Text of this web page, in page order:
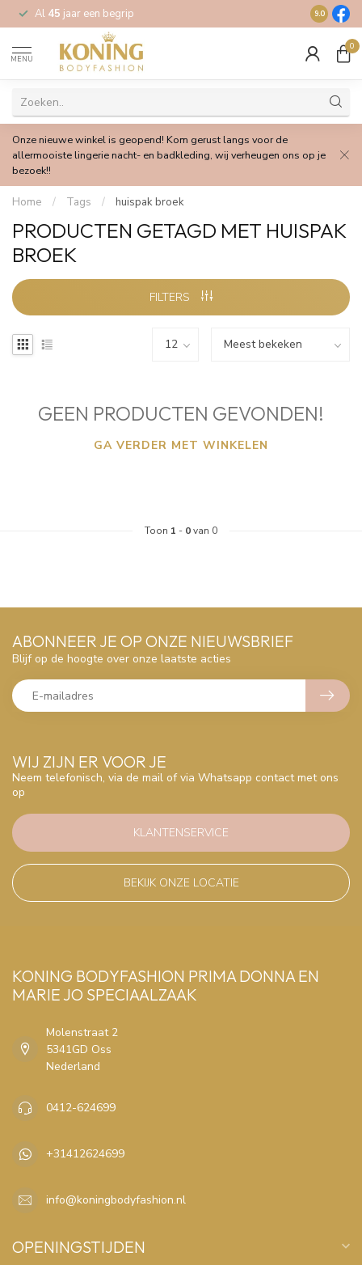
Al 45 jaar een begrip Gratis
9.0
MENU
0
Onze nieuwe winkel is geopend! Kom gerust langs voor de
allermooiste lingerie nacht- en badkleding, wij verheugen ons op je
bezoek!!
Home / Tags / huispak broek
PRODUCTEN GETAGD MET HUISPAK
BROEK
FILTERS
GEEN PRODUCTEN GEVONDEN!
GA VERDER MET WINKELEN
Toon 1 - 0van 0
WIJ ZIJN ER VOOR JE
Neem telefonisch, via de mail of via Whatsapp contact met ons
op
KLANTENSERVICE
BEKIJK ONZE LOCATIE
ABONNEER JE OP ONZE NIEUWSBRIEF
Blijf op de hoogte over onze laatste acties
KONING BODYFASHION PRIMA DONNA EN
MARIE JO SPECIAALZAAK
Molenstraat 2
5341GD Oss
Nederland
0412-624699
+31412624699
info@koningbodyfashion.nl
OPENINGSTIJDEN